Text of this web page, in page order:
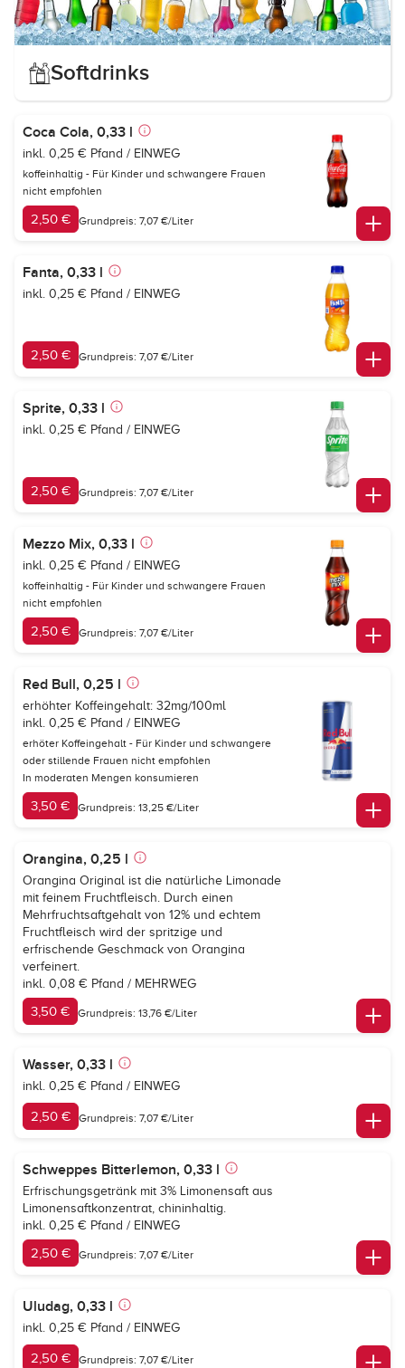
Softdrinks
Coca Cola, 0,33 l
inkl. 0,25 € Pfand / EINWEG
koffeinhaltig - Für Kinder und schwangere Frauen
nicht empfohlen
2,50 € Grundpreis: 7,07 €/Liter
Fanta, 0,33 l
inkl. 0,25 € Pfand / EINWEG
2,50 € Grundpreis: 7,07 €/Liter
Sprite, 0,33 l
inkl. 0,25 € Pfand / EINWEG
2,50 € Grundpreis: 7,07 €/Liter
Mezzo Mix, 0,33 l
inkl. 0,25 € Pfand / EINWEG
koffeinhaltig - Für Kinder und schwangere Frauen
nicht empfohlen
2,50 € Grundpreis: 7,07 €/Liter
Red Bull, 0,25 l
erhöhter Koffeingehalt: 32mg/100ml
inkl. 0,25 € Pfand / EINWEG
erhöter Koffeingehalt - Für Kinder und schwangere
oder stillende Frauen nicht empfohlen
In moderaten Mengen konsumieren
3,50 € Grundpreis: 13,25 €/Liter
Orangina, 0,25 l
Orangina Original ist die natürliche Limonade
mit feinem Fruchtfleisch. Durch einen
Mehrfruchtsaftgehalt von 12% und echtem
Fruchtfleisch wird der spritzige und
erfrischende Geschmack von Orangina
verfeinert.
inkl. 0,08 € Pfand / MEHRWEG
3,50 € Grundpreis: 13,76 €/Liter
Wasser, 0,33 l
inkl. 0,25 € Pfand / EINWEG
2,50 € Grundpreis: 7,07 €/Liter
Schweppes Bitterlemon, 0,33 l
Erfrischungsgetränk mit 3% Limonensaft aus
Limonensaftkonzentrat, chininhaltig.
inkl. 0,25 € Pfand / EINWEG
2,50 € Grundpreis: 7,07 €/Liter
Uludag, 0,33 l
inkl. 0,25 € Pfand / EINWEG
2,50 € Grundpreis: 7,07 €/Liter